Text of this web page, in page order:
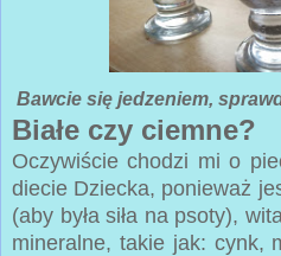
Bawcie się jedzeniem,
Białe czy ciemne?
Oczywiście chodzi mi o
diecie Dziecka, ponieważ
(aby była siła na psoty),
mineralne, takie jak: cynk,